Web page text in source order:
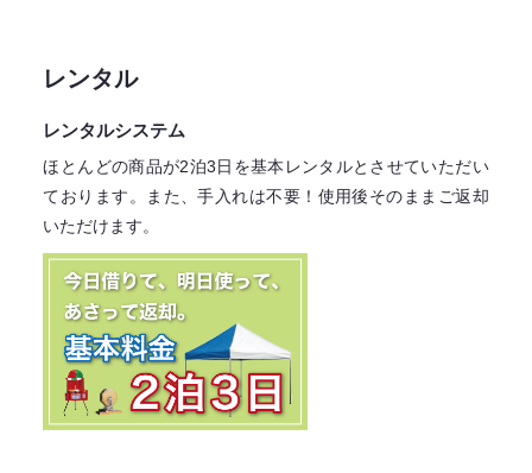
レンタル
レンタルシステム
ほとんどの商品が2泊3日を基本レンタルとさせていただい
ております。
また、手入れは不要！ 使用後そのままご返却
いただけます。